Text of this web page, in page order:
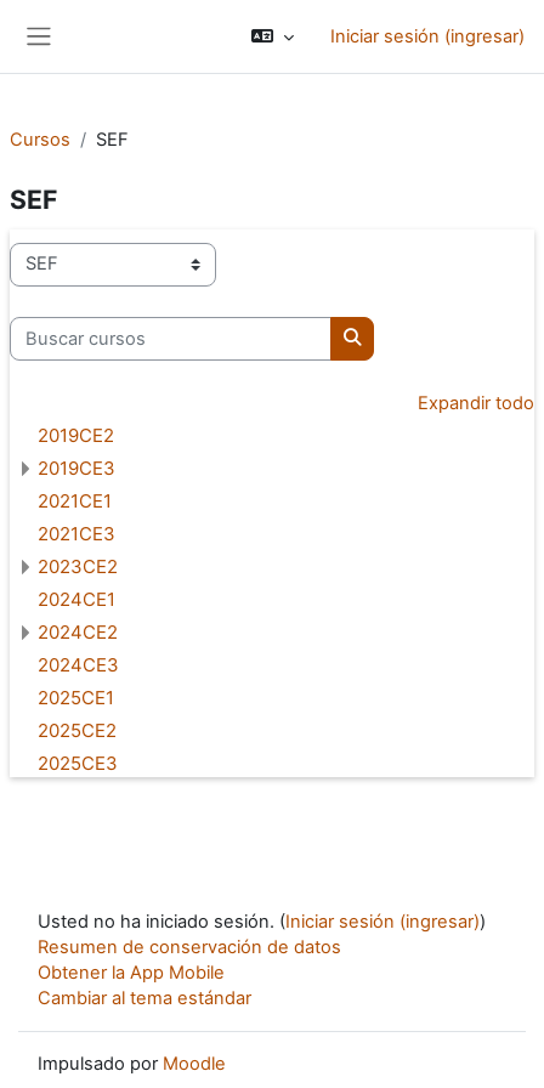
Iniciar sesión (ingresar)
Cursos SEF
SEF
Categorías
Buscar cursos
Buscar cursos
Expandir todo
2019CE2
2019CE3
2021CE1
2021CE3
2023CE2
2024CE1
2024CE2
2024CE3
2025CE1
2025CE2
2025CE3
Usted no ha iniciado sesión. (Iniciar sesión (ingresar))
Resumen de conservación de datos
Obtener la App Mobile
Cambiar al tema estándar
Impulsado por Moodle